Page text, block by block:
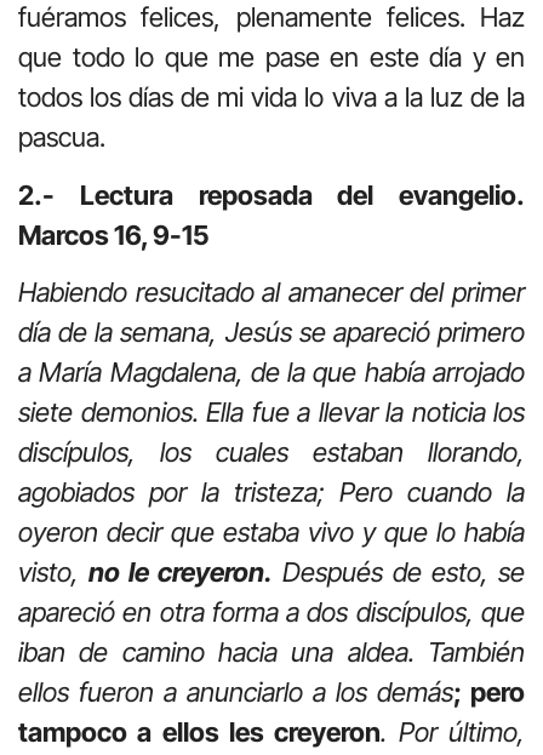
fuéramos felices, plenamente felices. Haz
que todo lo que me pase en este día y en
todos los días de mi vida lo viva a la luz de la
pascua.
2.- Lectura reposada del evangelio.
Marcos 16, 9-15
Habiendo resucitado al amanecer del primer
día de la semana, Jesús se apareció primero
a María Magdalena, de la que había arrojado
siete demonios. Ella fue a llevar la noticia los
discípulos, los cuales estaban llorando,
agobiados por la tristeza; Pero cuando la
oyeron decir que estaba vivo y que lo había
visto, no le creyeron. Después de esto, se
apareció en otra forma a dos discípulos, que
iban de camino hacia una aldea. También
ellos fueron a anunciarlo a los demás; pero
tampoco a ellos les creyeron. Por último,